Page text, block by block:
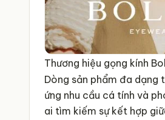
Thương hiệu gọng kính
Dòng sản phẩm đa dạng
ứng nhu cầu cá tính và
ai tìm kiếm sự kết hợp